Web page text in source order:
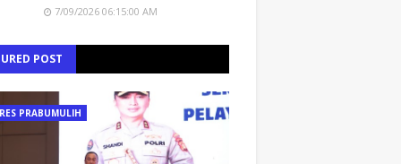
7/09/2026 06:15:00 AM
POST
PRABUMULIH